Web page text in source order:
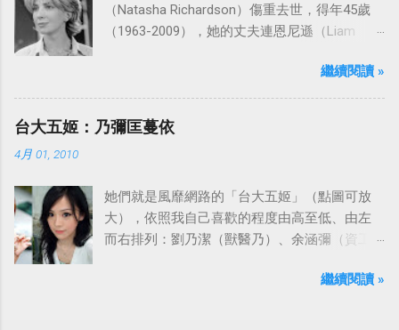
（Natasha Richardson）傷重去世，得年45歲
（1963-2009），她的丈夫連恩尼遜（Liam
到傷心，希望外界給他們空間撫平傷痛。繼續閱讀 »
台大五姬：乃彌匡蔓依
4月 01, 2010
她們就是風靡網路的「台大五姬」（點圖可放
大），依照我自己喜歡的程度由高至低、由左
而右排列：劉乃潔（獸醫乃）、余涵彌（資工
蔓）、吳依潔（戲劇依）；這五位正妹透過網
繼續閱讀 »